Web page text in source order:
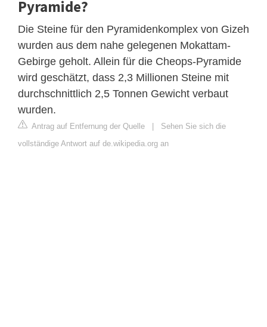
Pyramide?
Die Steine für den Pyramidenkomplex von Gizeh
wurden aus dem nahe gelegenen Mokattam-
Gebirge geholt. Allein für die Cheops-Pyramide
wird geschätzt, dass 2,3 Millionen Steine mit
durchschnittlich 2,5 Tonnen Gewicht verbaut
wurden.
Antrag auf Entfernung der Quelle | Sehen Sie sich die
vollständige Antwort auf de.wikipedia.org an